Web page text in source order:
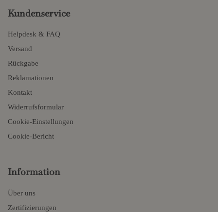
Kundenservice
Helpdesk & FAQ
Versand
Rückgabe
Reklamationen
Kontakt
Widerrufsformular
Cookie-Einstellungen
Cookie-Bericht
Information
Über uns
Zertifizierungen